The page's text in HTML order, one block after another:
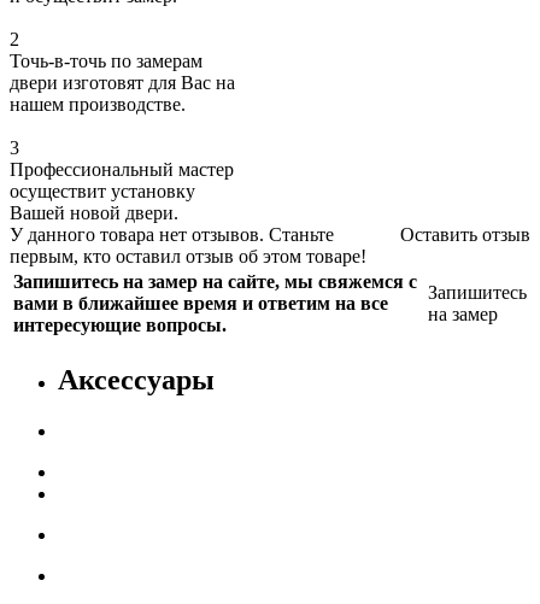
2
Точь-в-точь по замерам
двери изготовят для Вас на
нашем производстве.
3
Профессиональный мастер
осуществит установку
Вашей новой двери.
Оставить отзыв
У данного товара нет отзывов. Станьте
первым, кто оставил отзыв об этом товаре!
Запишитесь на замер на сайте, мы свяжемся с
вами в ближайшее время и ответим на все
интересующие вопросы.
Запишитесь
на замер
Аксессуары